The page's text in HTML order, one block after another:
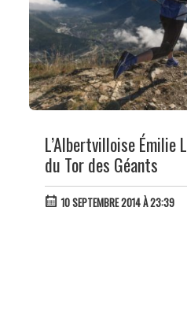
L’Albertvilloise Émilie
du Tor des Géants
10 SEPTEMBRE 2014 À 23:39